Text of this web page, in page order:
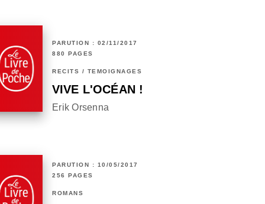
PARUTION : 02/11/2017
880 PAGES
RÉCITS / TÉMOIGNAGES
VIVE L'OCÉAN !
Erik Orsenna
PARUTION : 10/05/2017
256 PAGES
ROMANS